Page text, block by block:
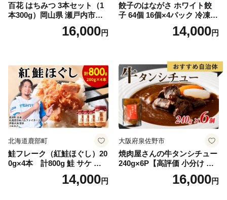
百花 はちみつ 3本セット（1
本300g）岡山県 瀬戸内市産
石黒農園 ヨーグルト パン 砂
糖の代わり 香り高い いい香
16,000円
餃子のはながさ ホワイト餃
子 64個 16個×4パック 冷凍
中華 点心 B級グルメ ご当地
野菜 おつまみ おかず 簡単調
ー ギフト お取り寄せ 日高市
14,000円
北海道鹿部町
鮭フレーク（紅鮭ほぐし）20
0g×4本 計800g 鮭 サケ 鮭
ほぐし サケフレーク シャケ
フレーク 鮭フレーク14,000円
大阪府泉佐野市
焼肉屋さんの牛タンシチュー
240g×6P【高評価 小分け 惣
菜 牛たん 一人暮らし 冷凍】
16,000円